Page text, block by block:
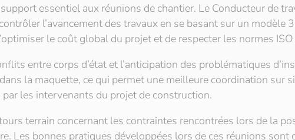
essentiel aux réunions de chantier. Le Conducteur de
l’avancement des travaux en se basant sur un modèle
le coût global du projet et de respecter les normes
entre corps d’état et l’anticipation des problématiques
la maquette, ce qui permet une meilleure coordination sur
les intervenants du projet de construction.
terrain concernant les contraintes rencontrées lors de la
Les bonnes pratiques développées lors de ces réunions